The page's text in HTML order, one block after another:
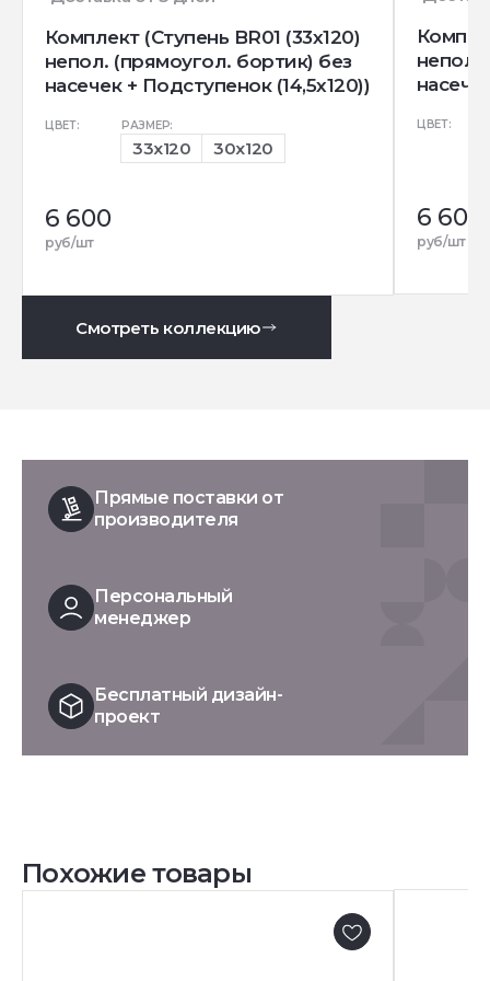
Комплект (Ступень BR01 (33x120)
непол. (прямоугол. бортик) без
насечек + Подступенок (14,5x120))
ЦВЕТ: РАЗМЕР:
33x120 30x120
6 600
руб/шт
непол.
ЦВЕТ:
6 600
руб/шт
Смотреть коллекцию
Прямые поставки от
производителя
Персональный
менеджер
Бесплатный дизайн-
проект
Похожие товары